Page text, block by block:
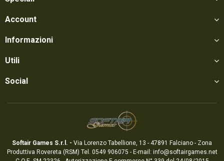
Account
Informazioni
Utili
Social
Softair Games S.r.l. - Via Lorenzo Tabellione, 13 - 47891 Falciano - Zona
Produttiva Rovereta (RSM) Tel. 0549 906075 - E-mail: info@softairgames.net